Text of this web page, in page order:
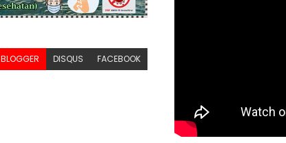
BLOGGER DISQUS FACEBOOK